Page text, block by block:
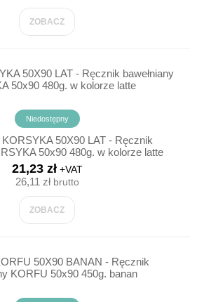
ZOBACZ
50X90 LAT - Ręcznik bawełniany
50x90 480g. w kolorze latte
Niedostępny
21,23 zł+VAT
26,11 złbrutto
ZOBACZ
50X90 BANAN - Ręcznik
KORFU 50x90 450g. banan